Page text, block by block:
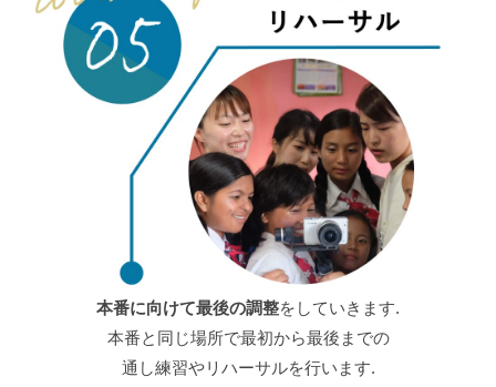
本番に向けて最後の調整をしていきます.
本番と同じ場所で最初から最後までの
通し練習やリハーサルを行います.